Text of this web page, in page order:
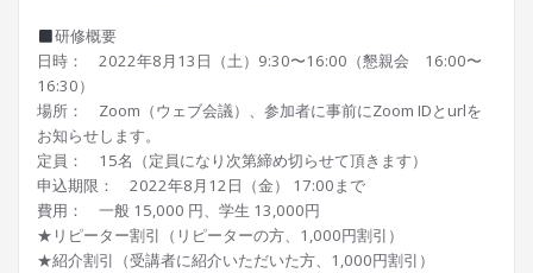
研修概要
日時： 2022年8月13日（土）9:30〜16:00（懇親会 16:00〜
16:30）
場所： Zoom（ウェブ会議）、参加者に事前にZoom IDとurlを
お知らせします。
定員： 15名（定員になり次第締め切らせて頂きます）
申込期限： 2022年8月12日（金） 17:00まで
費用： 一般 15,000 円、学生 13,000円
★リピーター割引（リピーターの方、1,000円割引）
★紹介割引（受講者に紹介いただいた方、1,000円割引）